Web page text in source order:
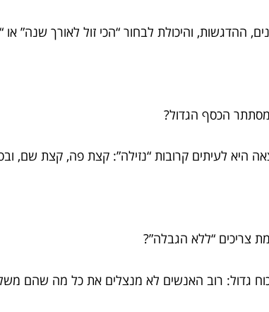
ההדגשות, והיכולת לבחור “הכי זול לאורך
הכסף הגדול?
היא לעיתים קרובות “נזילה”: קצת פה, קצת שם,
צריכים “ללא הגבלה”?
גדול: רוב האנשים לא מנצלים את כל מה שהם